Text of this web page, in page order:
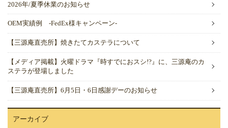
2026年/夏季休業のお知らせ
OEM実績例 -FedEx様キャンペーン-
【三源庵直売所】焼きたてカステラについて
【メディア掲載】火曜ドラマ『時すでにおスシ!?』に、三源庵のカ
ステラが登場しました
【三源庵直売所】6月5日・6日感謝デーのお知らせ
アーカイブ